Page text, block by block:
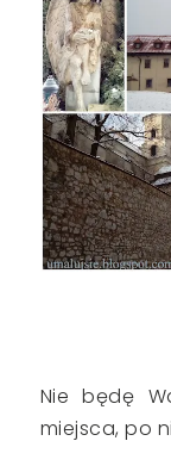
Nie będę
miejsca, po